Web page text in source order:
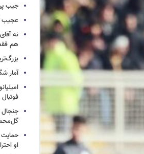
جیب پر
عجیب
نه
هم
آمار
جنجال
حمایت
او